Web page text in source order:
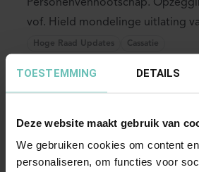
TOESTEMMING DETAILS
Deze website maakt gebruik van
We gebruiken cookies om content
personaliseren, om functies voor
Personenvennootschap.
vof. Hield mondelinge uitlating
opzegging ...
Hoge Raad Updates Cassatie